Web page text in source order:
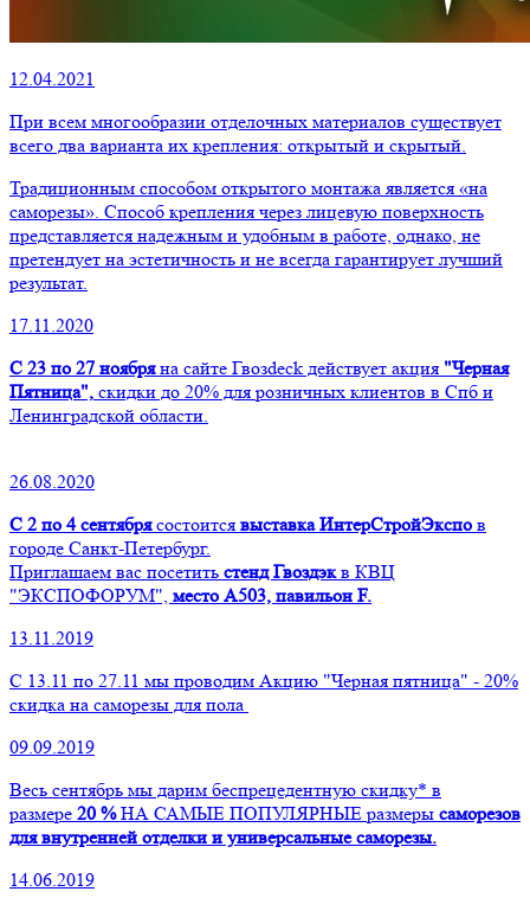
12.04.2021
При всем многообразии отделочных материалов существует
всего два варианта их крепления: открытый и скрытый.
Традиционным способом открытого монтажа является «на
саморезы». Способ крепления через лицевую поверхность
представляется надежным и удобным в работе, однако, не
претендует на эстетичность и не всегда гарантирует лучший
результат.
17.11.2020
С 23 по 27 ноябряна сайте Гвозdeck действует акция "Черная
Пятница", скидки до 20% для розничных клиентов в Спб и
Ленинградской области.
26.08.2020
С 2 по 4 сентябрясостоится выставка ИнтерСтройЭкспо в
городе Санкт-Петербург.
Приглашаем вас посетить стенд Гвоздэкв КВЦ
"ЭКСПОФОРУМ", место А503, павильон F.
13.11.2019
С 13.11 по 27.11 мы проводим Акцию "Черная пятница" - 20%
скидка на саморезы для пола
09.09.2019
Весь сентябрь мы дарим беспрецедентную скидку* в
размере 20 %НА САМЫЕ ПОПУЛЯРНЫЕ размеры саморезов
для внутренней отделки и универсальные саморезы.
14.06.2019